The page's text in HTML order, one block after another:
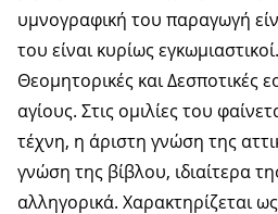
υμνογραφική του παραγωγή
του είναι κυρίως
Θεομητορικές και Δεσποτικές
αγίους. Στις ομιλίες του
τέχνη, η άριστη γνώση της
γνώση της βίβλου, ιδιαίτερα
αλληγορικά. Χαρακτηρίζεται